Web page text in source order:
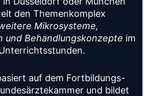
den Themenkomplex
Mikrosysteme,
und Behandlungskonzepte im
auf dem Fortbildungs-
und bildet